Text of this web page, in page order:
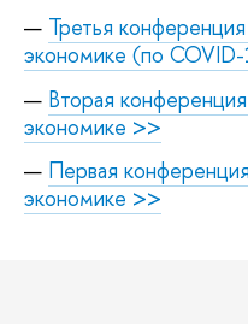
Третья
экономике (по
Вторая
экономике >>
Первая
экономике >>